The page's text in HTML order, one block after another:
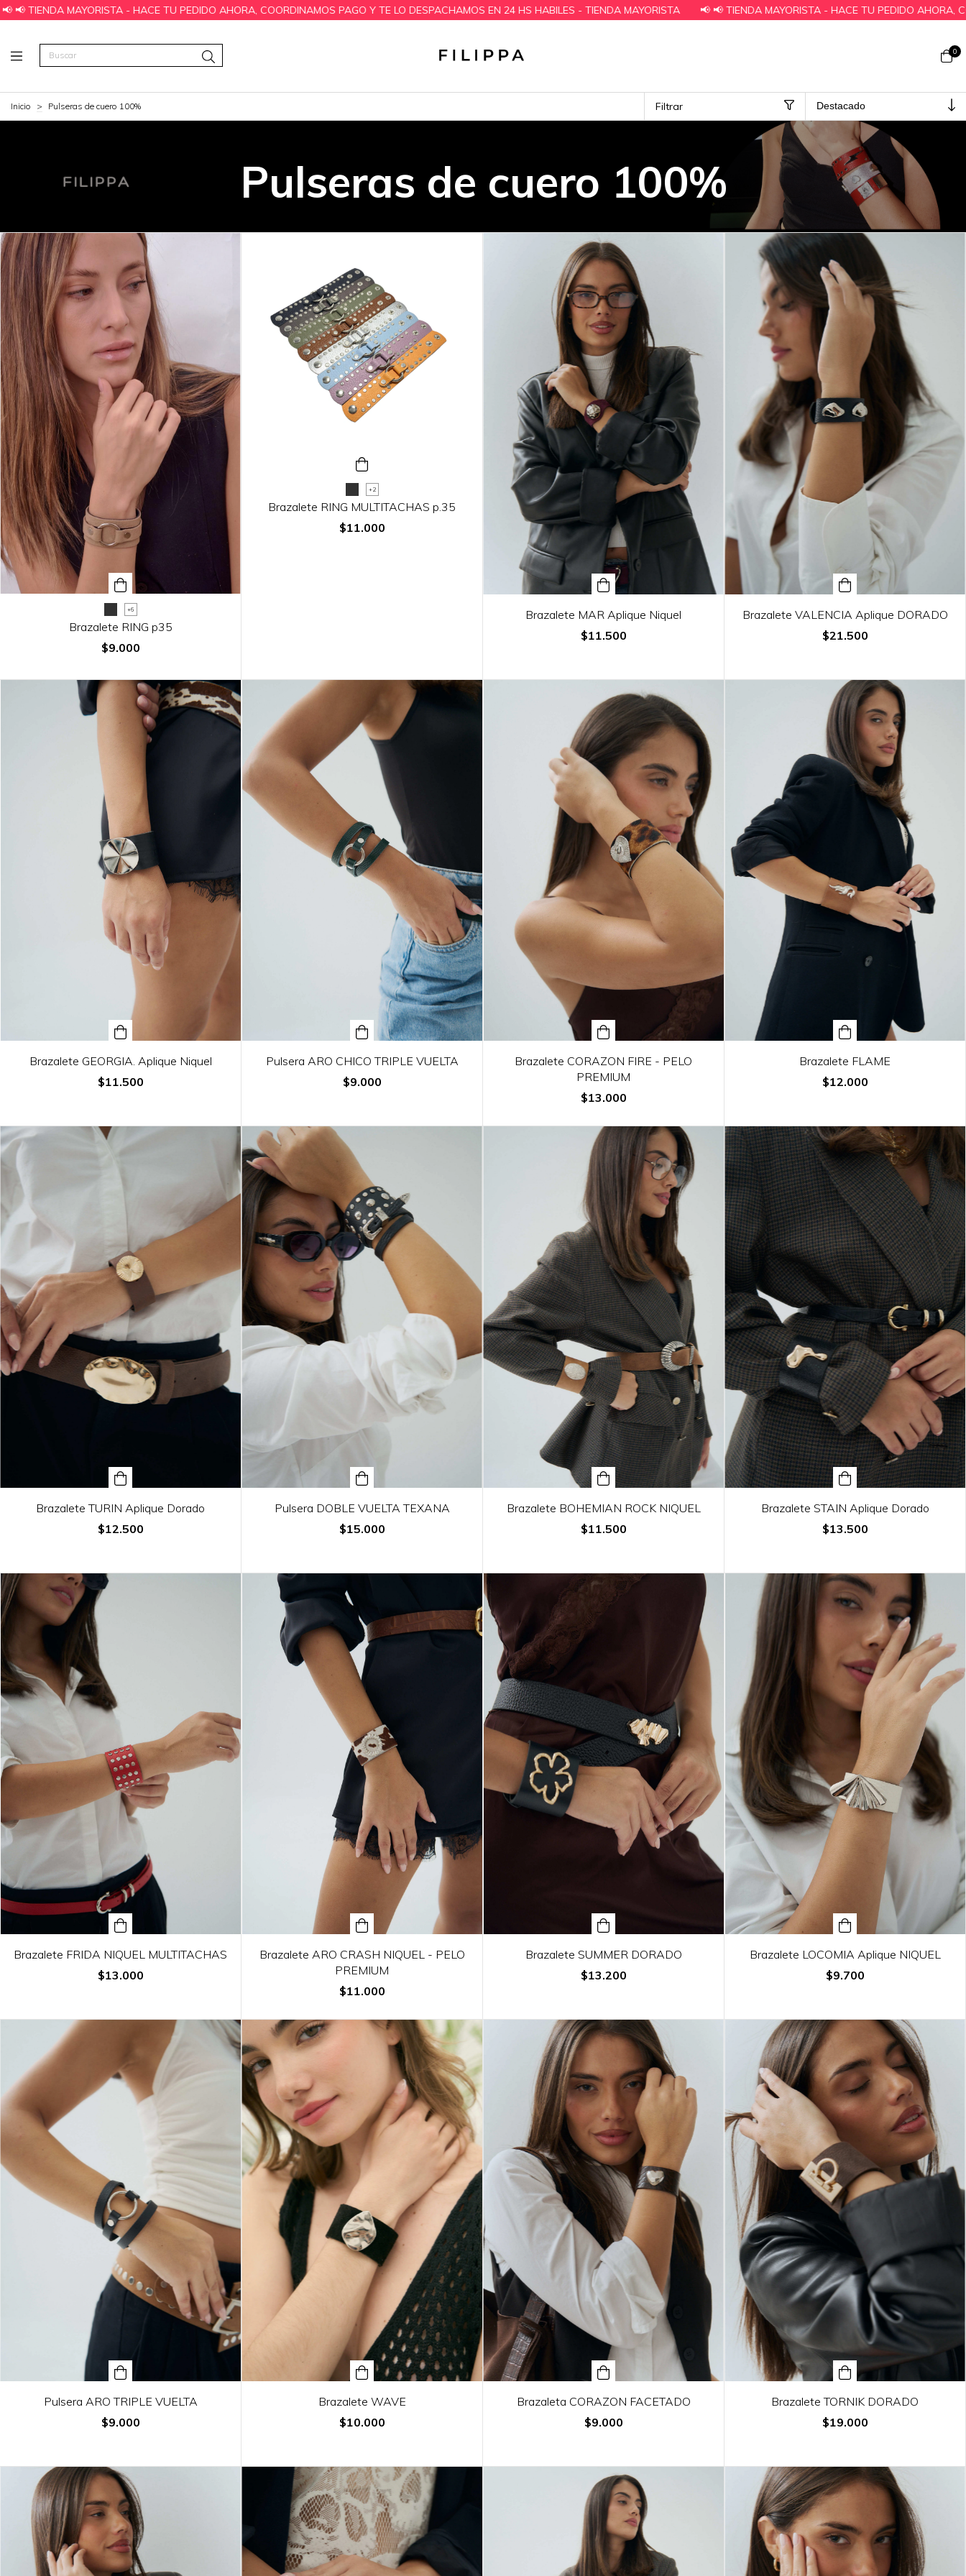
AHORA, COORDINAMOS PAGO Y TE LO DESPACHAMOS EN 24 HS HABILES - TIENDA MAYORISTA 📢 📢 TIENDA MAYORISTA - HACE TU PEDIDO AHORA, COORDINAMOS PAGO Y TE LO
0
Inicio > Pulseras de cuero 100% Filtrar
Pulseras de cuero 100%
+6
Brazalete RING p35
$9.000
+2
Brazalete RING MULTITACHAS p.35
$11.000
Brazalete MAR Aplique Niquel
$11.500
Brazalete VALENCIA Aplique DORADO
$21.500
Brazalete GEORGIA. Aplique Niquel
$11.500
Pulsera ARO CHICO TRIPLE VUELTA
$9.000
Brazalete CORAZON FIRE - PELO
PREMIUM
$13.000
Brazalete FLAME
$12.000
Brazalete TURIN Aplique Dorado
$12.500
Pulsera DOBLE VUELTA TEXANA
$15.000
Brazalete BOHEMIAN ROCK NIQUEL
$11.500
Brazalete STAIN Aplique Dorado
$13.500
Brazalete FRIDA NIQUEL MULTITACHAS
$13.000
Brazalete ARO CRASH NIQUEL - PELO
PREMIUM
$11.000
Brazalete SUMMER DORADO
$13.200
Brazalete LOCOMIA Aplique NIQUEL
$9.700
Pulsera ARO TRIPLE VUELTA
$9.000
Brazalete WAVE
$10.000
Brazaleta CORAZON FACETADO
$9.000
Brazalete TORNIK DORADO
$19.000